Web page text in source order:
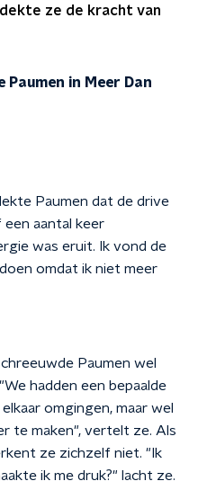
ze de kracht van
in Meer Dan
Paumen dat de drive
een aantal keer
was eruit. Ik vond de
omdat ik niet meer
Paumen wel
hadden een bepaalde
omgingen, maar wel
te maken", vertelt ze. Als
ze zichzelf niet. "Ik
ik me druk?" lacht ze.